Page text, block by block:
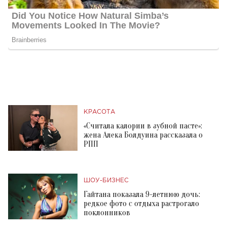
КРАСОТА
«Считала калории в зубной пасте»:
жена Алека Болдуина рассказала о
РПП
ШОУ-БИЗНЕС
Гайтана показала 9-летнюю дочь:
редкое фото с отдыха растрогало
поклонников